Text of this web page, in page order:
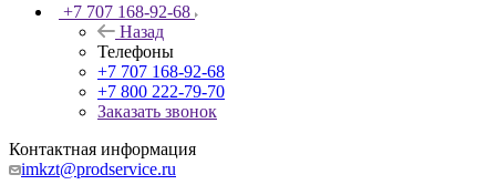
+7 707 168-92-68
Назад
Телефоны
+7 707 168-92-68
+7 800 222-79-70
Заказать звонок
Контактная информация
imkzt@prodservice.ru